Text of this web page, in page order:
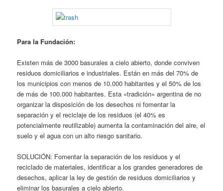
Para la Fundación:
Existen más de 3000 basurales a cielo abierto, donde conviven
residuos domiciliarios e industriales. Están en más del 70% de
los municipios con menos de 10.000 habitantes y el 50% de los
de más de 100.000 habitantes. Esta «tradición» argentina de no
organizar la disposición de los desechos ni fomentar la
separación y el reciclaje de los residuos (el 40% es
potencialmente reutilizable) aumenta la contaminación del aire, el
suelo y el agua con un alto riesgo sanitario.
SOLUCIÓN: Fomentar la separación de los residuos y el
reciclado de materiales, identificar a los grandes generadores de
desechos, aplicar la ley de gestión de residuos domiciliarios y
eliminar los basurales a cielo abierto.